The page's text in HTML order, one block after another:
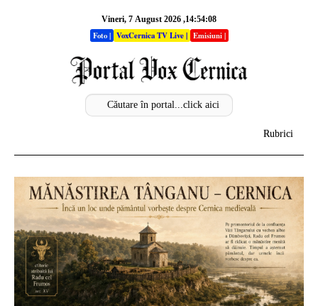
Vineri, 7 August 2026 ,14:54:11
Foto| VoxCernica TV Live | Emisiuni |
Rubrici
Info
Stiri
Sectiuni
Analize